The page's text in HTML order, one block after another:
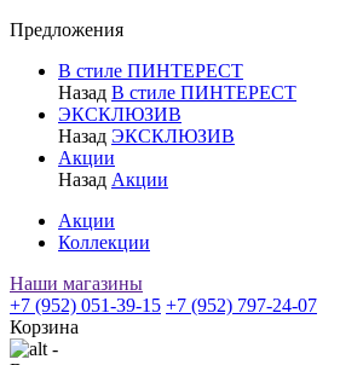
Предложения
В стиле ПИНТЕРЕСТ
Назад В стиле ПИНТЕРЕСТ
ЭКСКЛЮЗИВ
Назад ЭКСКЛЮЗИВ
Акции
Назад Акции
Акции
Коллекции
Наши магазины
+7 (952) 051-39-15 +7 (952) 797-24-07
Корзина
-